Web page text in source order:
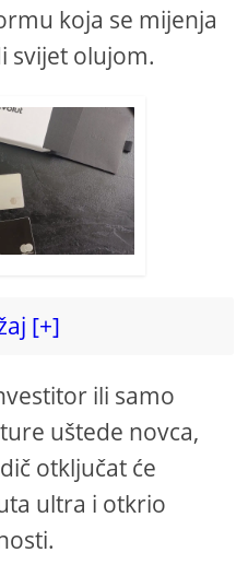
koja se mijenja
svijet olujom.
[+]
ili samo
uštede novca,
otključat će
ultra i otkrio